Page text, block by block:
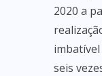
2020 a
seis